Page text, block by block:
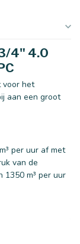
4" 4.0
voor het
aan een groot
per uur af met
van de
1350 m³ per uur